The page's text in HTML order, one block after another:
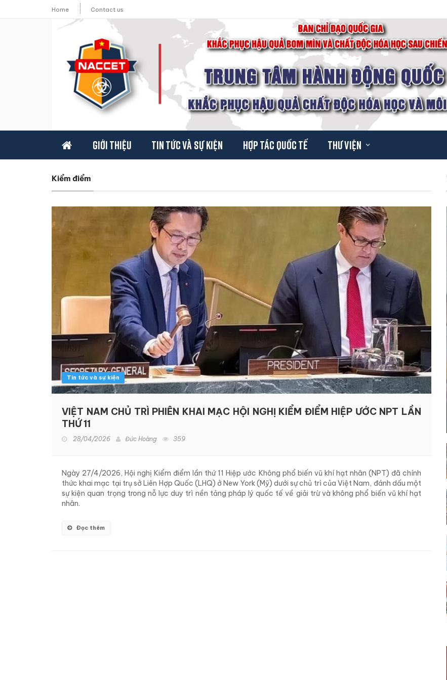
Home Contact us
Giới thiệu Tin tức và sự kiện Hợp tác quốc tế Thư viện
Kiểm điểm
Tin tức và sự kiện
VIỆT NAM CHỦ TRÌ PHIÊN KHAI MẠC HỘI NGHỊ KIỂM ĐIỂM HIỆP ƯỚC NPT LẦN
THỨ 11
28/04/2026 Đức Hoàng 359
Ngày 27/4/2026, Hội nghị Kiểm điểm lần thứ 11 Hiệp ước Không phổ biến vũ khí hạt nhân (NPT) đã chính
thức khai mạc tại trụ sở Liên Hợp Quốc (LHQ) ở New York (Mỹ) dưới sự chủ trì của Việt Nam, đánh dấu một
sự kiện quan trọng trong nỗ lực duy trì nền tảng pháp lý quốc tế về giải trừ và không phổ biến vũ khí hạt
nhân.
Đọc thêm